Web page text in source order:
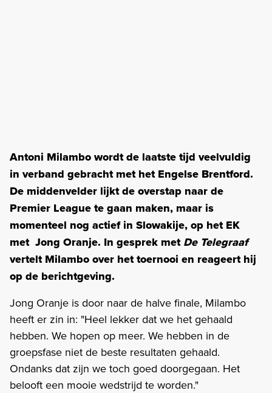
Antoni Milambo wordt de laatste tijd veelvuldig
in verband gebracht met het Engelse Brentford.
De middenvelder lijkt de overstap naar de
Premier League te gaan maken, maar is
momenteel nog actief in Slowakije, op het EK
met Jong Oranje. In gesprek metDe Telegraaf
vertelt Milambo over het toernooi en reageert hij
op de berichtgeving.
Jong Oranje is door naar de halve finale, Milambo
heeft er zin in: "Heel lekker dat we het gehaald
hebben. We hopen op meer. We hebben in de
groepsfase niet de beste resultaten gehaald.
Ondanks dat zijn we toch goed doorgegaan. Het
belooft een mooie wedstrijd te worden."